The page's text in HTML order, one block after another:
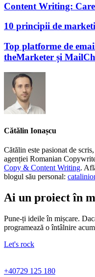
Content Writing:
10 principii de
Top platforme de
theMarketer și
Cătălin Ionașcu
Cătălin este pasionat de
agenției Romanian
Copy & Content Writing.
blogul său personal:
Ai un proiect în
Pune-ți ideile în mișcare.
programează o întâlnire
Let's rock
+40729 125 180